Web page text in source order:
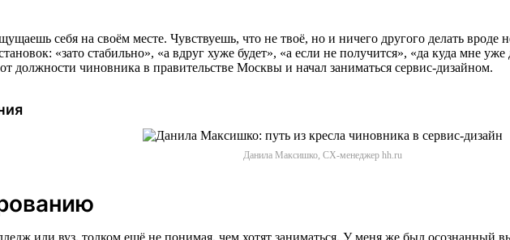
себя на своём месте. Чувствуешь, что не твоё, но и ничего другого делать
«зато стабильно», «а вдруг хуже будет», «а если не получится», «да куда мне
должности чиновника в правительстве Москвы и начал заниматься сервис-дизайном.
Данила Максишко, CX-менеджер hh.ru
или вуз, толком ещё не понимая, чем хотят заниматься. У меня же был